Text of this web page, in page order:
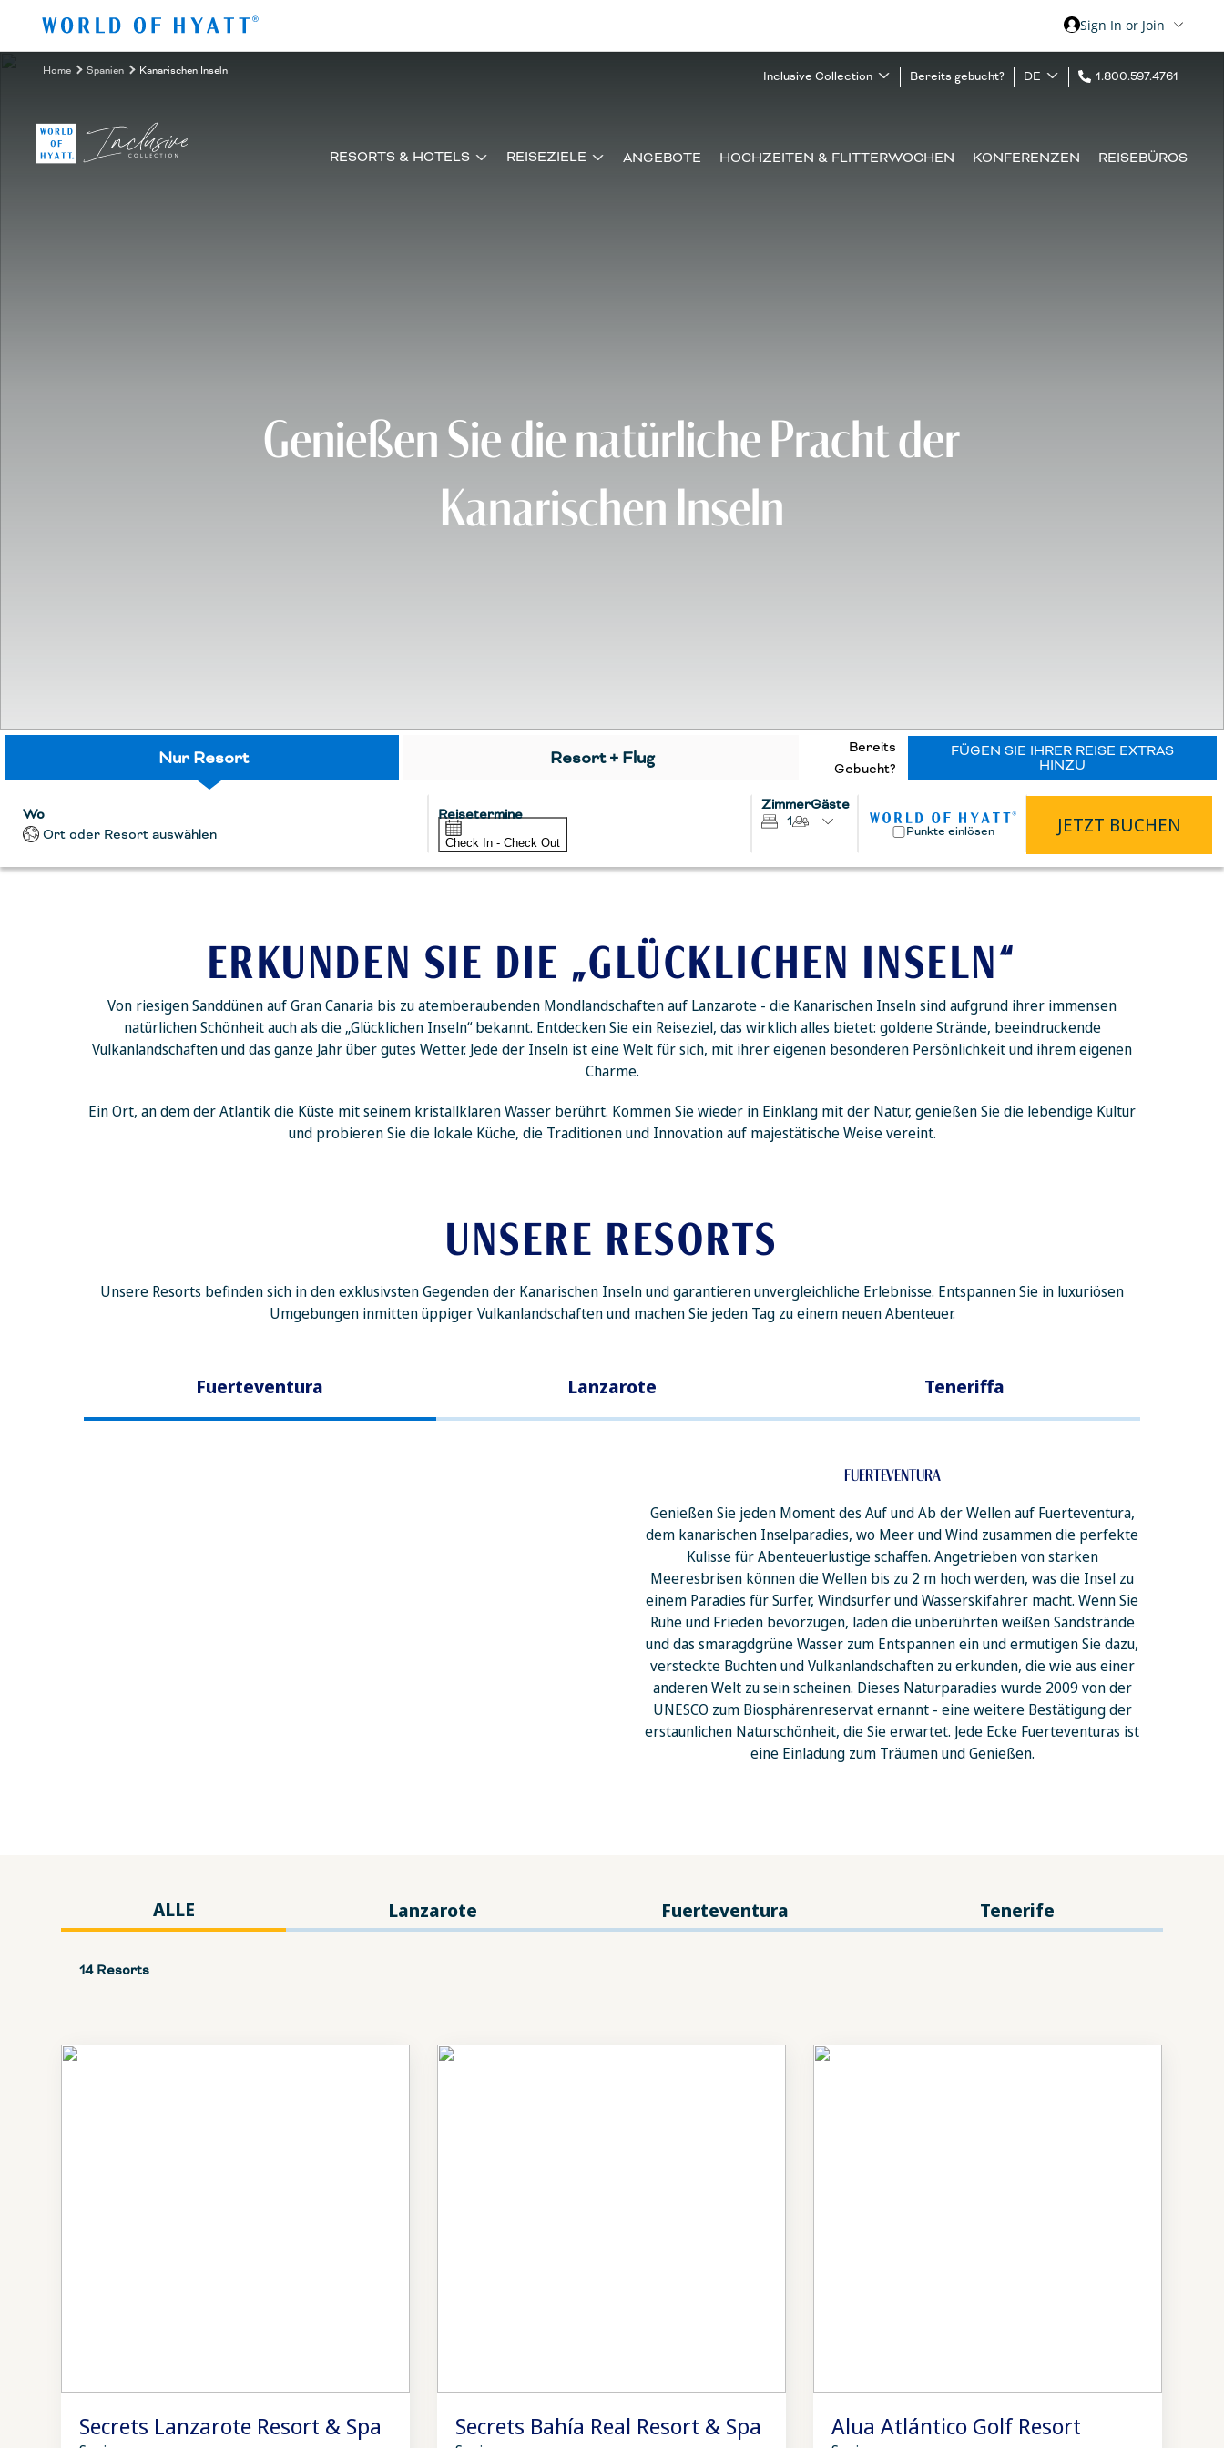
Sign In or Join
Home Spanien Kanarischen Inseln Inclusive Collection Bereits gebucht? DE 1.800.597.4761
RESORTS & HOTELS REISEZIELE ANGEBOTE HOCHZEITEN & FLITTERWOCHEN KONFERENZEN REISEBÜROS
Genießen Sie die natürliche Pracht der
Kanarischen Inseln
Nur Resort Resort + Flug
Bereits
Gebucht?
FÜGEN SIE IHRER REISE EXTRAS
HINZU
Wo
Ort oder Resort auswählen
Reisetermine
Check In - Check Out
ZimmerGäste
1
Punkte einlösen JETZT BUCHEN
ERKUNDEN SIE DIE „GLÜCKLICHEN INSELN“
Von riesigen Sanddünen auf Gran Canaria bis zu atemberaubenden Mondlandschaften auf Lanzarote - die Kanarischen Inseln sind aufgrund ihrer immensen
natürlichen Schönheit auch als die „Glücklichen Inseln“ bekannt. Entdecken Sie ein Reiseziel, das wirklich alles bietet: goldene Strände, beeindruckende
Vulkanlandschaften und das ganze Jahr über gutes Wetter. Jede der Inseln ist eine Welt für sich, mit ihrer eigenen besonderen Persönlichkeit und ihrem eigenen
Charme.
Ein Ort, an dem der Atlantik die Küste mit seinem kristallklaren Wasser berührt. Kommen Sie wieder in Einklang mit der Natur, genießen Sie die lebendige Kultur
und probieren Sie die lokale Küche, die Traditionen und Innovation auf majestätische Weise vereint.
UNSERE RESORTS
Unsere Resorts befinden sich in den exklusivsten Gegenden der Kanarischen Inseln und garantieren unvergleichliche Erlebnisse. Entspannen Sie in luxuriösen
Umgebungen inmitten üppiger Vulkanlandschaften und machen Sie jeden Tag zu einem neuen Abenteuer.
Fuerteventura Lanzarote Teneriffa
FUERTEVENTURA
Genießen Sie jeden Moment des Auf und Ab der Wellen auf Fuerteventura,
dem kanarischen Inselparadies, wo Meer und Wind zusammen die perfekte
Kulisse für Abenteuerlustige schaffen. Angetrieben von starken
Meeresbrisen können die Wellen bis zu 2 m hoch werden, was die Insel zu
einem Paradies für Surfer, Windsurfer und Wasserskifahrer macht. Wenn Sie
Ruhe und Frieden bevorzugen, laden die unberührten weißen Sandstrände
und das smaragdgrüne Wasser zum Entspannen ein und ermutigen Sie dazu,
versteckte Buchten und Vulkanlandschaften zu erkunden, die wie aus einer
anderen Welt zu sein scheinen. Dieses Naturparadies wurde 2009 von der
UNESCO zum Biosphärenreservat ernannt - eine weitere Bestätigung der
erstaunlichen Naturschönheit, die Sie erwartet. Jede Ecke Fuerteventuras ist
eine Einladung zum Träumen und Genießen.
ALLE Lanzarote Fuerteventura Tenerife
14 Resorts
Secrets Lanzarote Resort & Spa Secrets Bahía Real Resort & Spa Alua Atlántico Golf Resort